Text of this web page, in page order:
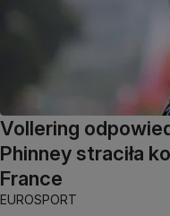
Vollering
Phinney straciła
France
EUROSPORT